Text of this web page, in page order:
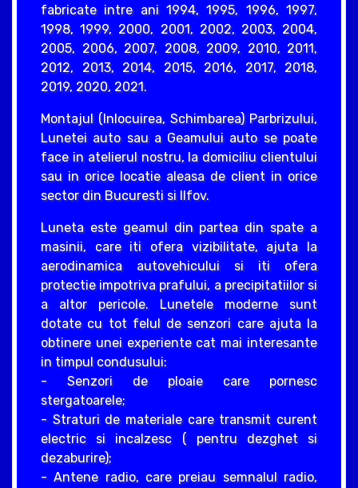
fabricate intre ani 1994, 1995, 1996, 1997,
1998, 1999, 2000, 2001, 2002, 2003, 2004,
2005, 2006, 2007, 2008, 2009, 2010, 2011,
2012, 2013, 2014, 2015, 2016, 2017, 2018,
2019, 2020, 2021.
Montajul (Inlocuirea, Schimbarea) Parbrizului,
Lunetei auto sau a Geamului auto se poate
face in atelierul nostru, la domiciliu clientului
sau in orice locatie aleasa de client in orice
sector din Bucuresti si Ilfov.
Luneta este geamul din partea din spate a
masinii, care iti ofera vizibilitate, ajuta la
aerodinamica autovehicului si iti ofera
protectie impotriva prafului, a precipitatiilor si
a altor pericole. Lunetele moderne sunt
dotate cu tot felul de senzori care ajuta la
obtinere unei experiente cat mai interesante
in timpul condusului:
- Senzori de ploaie care pornesc
stergatoarele;
- Straturi de materiale care transmit curent
electric si incalzesc ( pentru dezghet si
dezaburire);
- Antene radio, care preiau semnalul radio,